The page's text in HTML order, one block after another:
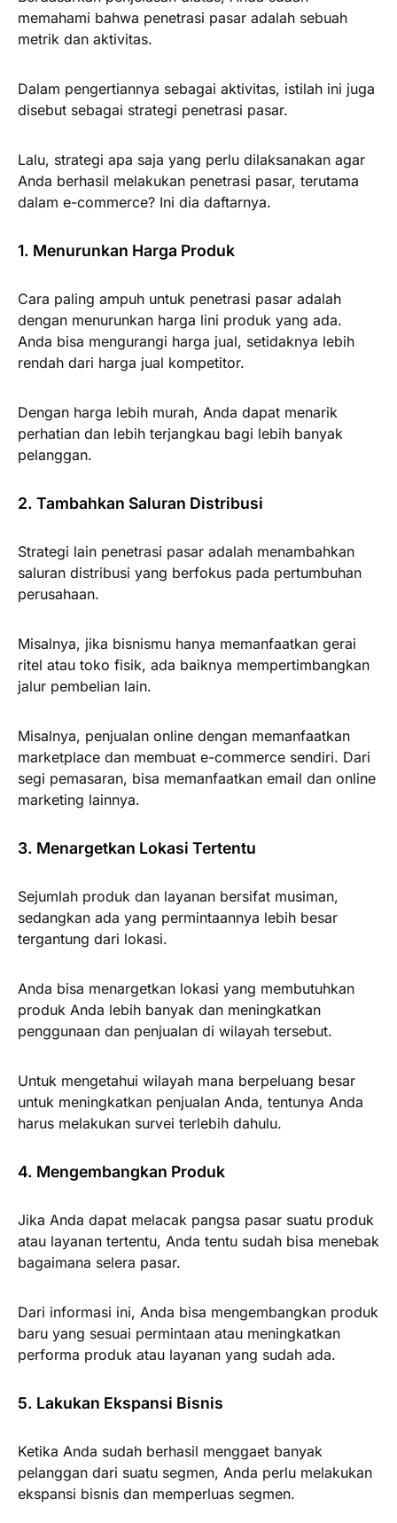
memahami bahwa penetrasi pasar adalah sebuah
metrik dan aktivitas.
Dalam pengertiannya sebagai aktivitas, istilah ini juga
disebut sebagai strategi penetrasi pasar.
Lalu, strategi apa saja yang perlu dilaksanakan agar
Anda berhasil melakukan penetrasi pasar, terutama
dalam e-commerce? Ini dia daftarnya.
1. Menurunkan Harga Produk
Cara paling ampuh untuk penetrasi pasar adalah
dengan menurunkan harga lini produk yang ada.
Anda bisa mengurangi harga jual, setidaknya lebih
rendah dari harga jual kompetitor.
Dengan harga lebih murah, Anda dapat menarik
perhatian dan lebih terjangkau bagi lebih banyak
pelanggan.
2. Tambahkan Saluran Distribusi
Strategi lain penetrasi pasar adalah menambahkan
saluran distribusi yang berfokus pada pertumbuhan
perusahaan.
Misalnya, jika bisnismu hanya memanfaatkan gerai
ritel atau toko fisik, ada baiknya mempertimbangkan
jalur pembelian lain.
Misalnya, penjualan online dengan memanfaatkan
marketplace dan membuat e-commerce sendiri. Dari
segi pemasaran, bisa memanfaatkan email dan online
marketing lainnya.
3. Menargetkan Lokasi Tertentu
Sejumlah produk dan layanan bersifat musiman,
sedangkan ada yang permintaannya lebih besar
tergantung dari lokasi.
Anda bisa menargetkan lokasi yang membutuhkan
produk Anda lebih banyak dan meningkatkan
penggunaan dan penjualan di wilayah tersebut.
Untuk mengetahui wilayah mana berpeluang besar
untuk meningkatkan penjualan Anda, tentunya Anda
harus melakukan survei terlebih dahulu.
4. Mengembangkan Produk
Jika Anda dapat melacak pangsa pasar suatu produk
atau layanan tertentu, Anda tentu sudah bisa menebak
bagaimana selera pasar.
Dari informasi ini, Anda bisa mengembangkan produk
baru yang sesuai permintaan atau meningkatkan
performa produk atau layanan yang sudah ada.
5. Lakukan Ekspansi Bisnis
Ketika Anda sudah berhasil menggaet banyak
pelanggan dari suatu segmen, Anda perlu melakukan
ekspansi bisnis dan memperluas segmen.